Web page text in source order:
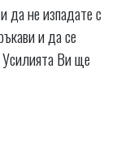
да не изпадате с
и да се
Усилията Ви ще